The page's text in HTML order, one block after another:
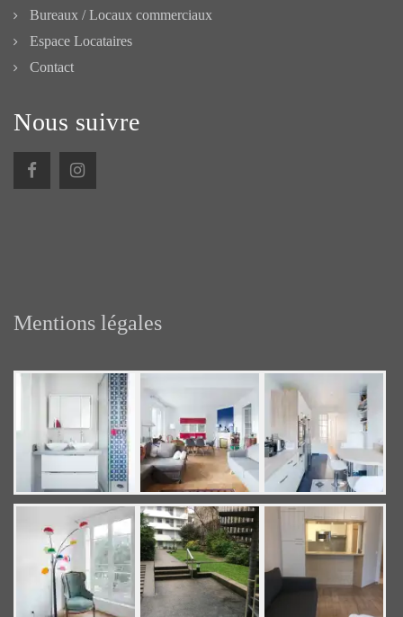
Bureaux / Locaux commerciaux
Espace Locataires
Contact
Nous suivre
Mentions légales